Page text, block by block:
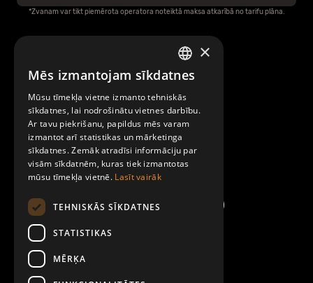
*Zvanam var tikt piemērota operatora noteiktā maksa atkarībā no tarifu plāna.
Par Mobilly
Noteikumi un līgumi
Kontakti
LATVIAN
ENGLISH
×
Mēs izmantojam sīkdatnes
Mūsu tīmekļa vietne izmanto tehniskās
sīkdatnes, lai nodrošinātu vietnes darbību.
Ar tavu piekrišanu, papildus mēs varam
izmantot arī statistikas un mārketinga
sīkdatnes. Zemāk atradīsi informāciju par
visām sīkdatnēm, kuras tiek izmantotas
mūsu tīmekļa vietnē. Lasīt vairāk
TEHNISKĀS SĪKDATNES
STATISTIKAS
MĒRĶA